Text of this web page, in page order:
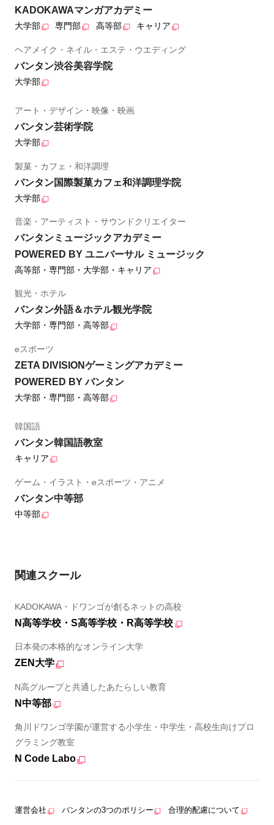
KADOKAWAマンガアカデミー
大学部 専門部 高等部 キャリア
ヘアメイク・ネイル・エステ・ウエディング
バンタン渋谷美容学院
大学部
アート・デザイン・映像・映画
バンタン芸術学院
大学部
製菓・カフェ・和洋調理
バンタン国際製菓カフェ和洋調理学院
大学部
音楽・アーティスト・サウンドクリエイター
バンタンミュージックアカデミー
POWERED BY ユニバーサル ミュージック
高等部・専門部・大学部・キャリア
観光・ホテル
バンタン外語＆ホテル観光学院
大学部・専門部・高等部
eスポーツ
ZETA DIVISIONゲーミングアカデミー
POWERED BY バンタン
大学部・専門部・高等部
韓国語
バンタン韓国語教室
キャリア
ゲーム・イラスト・eスポーツ・アニメ
バンタン中等部
中等部
関連スクール
KADOKAWA・ドワンゴが創るネットの高校
N高等学校・S高等学校・R高等学校
日本発の本格的なオンライン大学
ZEN大学
N高グループと共通したあたらしい教育
N中等部
角川ドワンゴ学園が運営する小学生・中学生・高校生向けプロ
グラミング教室
N Code Labo
運営会社 バンタンの3つのポリシー 合理的配慮について